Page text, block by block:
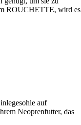
ROUCHETTE, wird es
auf
Neoprenfutter, das